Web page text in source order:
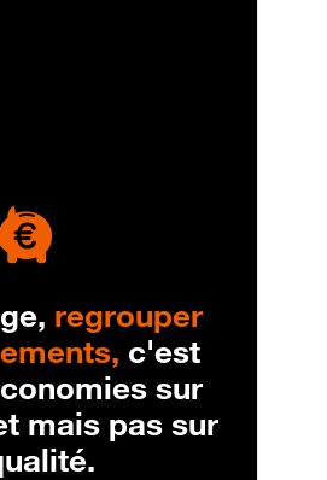
regrouper
c'est
sur
mais pas sur